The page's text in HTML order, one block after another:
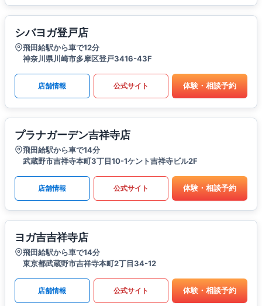
シバヨガ登戸店
飛田給駅から車で12分
神奈川県川崎市多摩区登戸3416-43F
店舗情報 公式サイト 体験・相談予約
プラナガーデン吉祥寺店
飛田給駅から車で14分
武蔵野市吉祥寺本町3丁目10-1ケント吉祥寺ビル2F
店舗情報 公式サイト 体験・相談予約
ヨガ吉吉祥寺店
飛田給駅から車で14分
東京都武蔵野市吉祥寺本町2丁目34-12
店舗情報 公式サイト 体験・相談予約